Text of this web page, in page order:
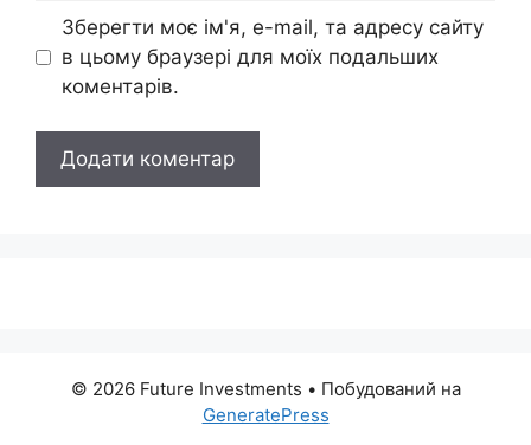
Зберегти моє ім'я, e-mail, та адресу сайту
в цьому браузері для моїх подальших
коментарів.
© 2026 Future Investments • Побудований на
GeneratePress